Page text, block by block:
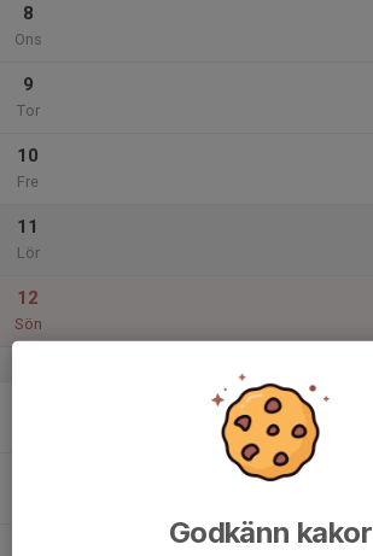
8
Ons
9
Tor
10
Fre
11
Lör
12
Sön
Godkänn kakor